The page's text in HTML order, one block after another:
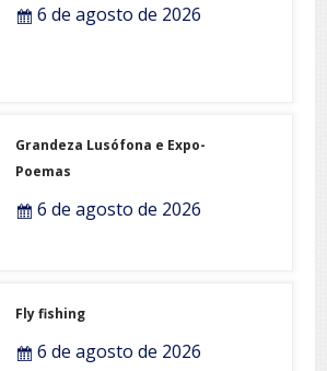
6 de agosto de 2026
Grandeza Lusófona e Expo-
Poemas
6 de agosto de 2026
Fly fishing
6 de agosto de 2026